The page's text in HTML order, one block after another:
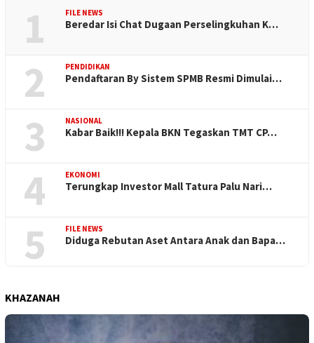
1 FILE NEWS
Beredar Isi Chat Dugaan Perselingkuhan K…
2 PENDIDIKAN
Pendaftaran By Sistem SPMB Resmi Dimulai…
3 NASIONAL
Kabar Baik!!! Kepala BKN Tegaskan TMT CP…
4 EKONOMI
Terungkap Investor Mall Tatura Palu Nari…
5 FILE NEWS
Diduga Rebutan Aset Antara Anak dan Bapa…
KHAZANAH